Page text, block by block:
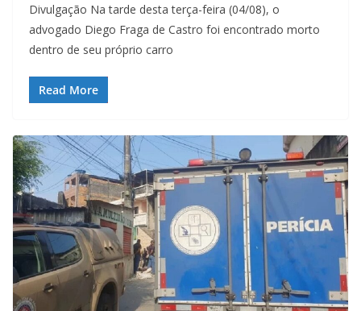
Divulgação Na tarde desta terça-feira (04/08), o
advogado Diego Fraga de Castro foi encontrado morto
dentro de seu próprio carro
Read More